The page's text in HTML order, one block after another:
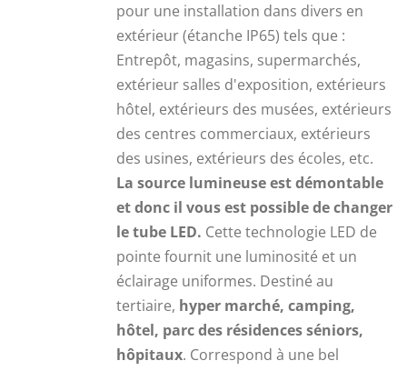
pour une installation dans divers en
extérieur (étanche IP65) tels que :
Entrepôt, magasins, supermarchés,
extérieur salles d'exposition, extérieurs
hôtel, extérieurs des musées, extérieurs
des centres commerciaux, extérieurs
des usines, extérieurs des écoles, etc.
La source lumineuse est démontable
et donc il vous est possible de changer
le tube LED. Cette technologie LED de
pointe fournit une luminosité et un
éclairage uniformes. Destiné au
tertiaire, hyper marché, camping,
hôtel, parc des résidences séniors,
hôpitaux. Correspond à une bel